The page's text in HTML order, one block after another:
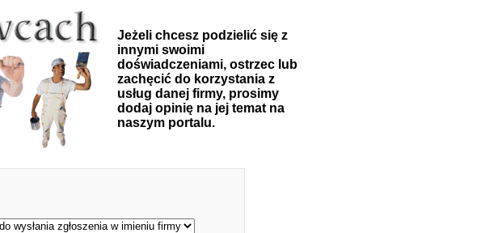
Jeżeli chcesz podzielić się z
innymi swoimi
doświadczeniami, ostrzec lub
zachęcić do korzystania z
usług danej firmy, prosimy
dodaj opinię na jej temat na
naszym portalu.